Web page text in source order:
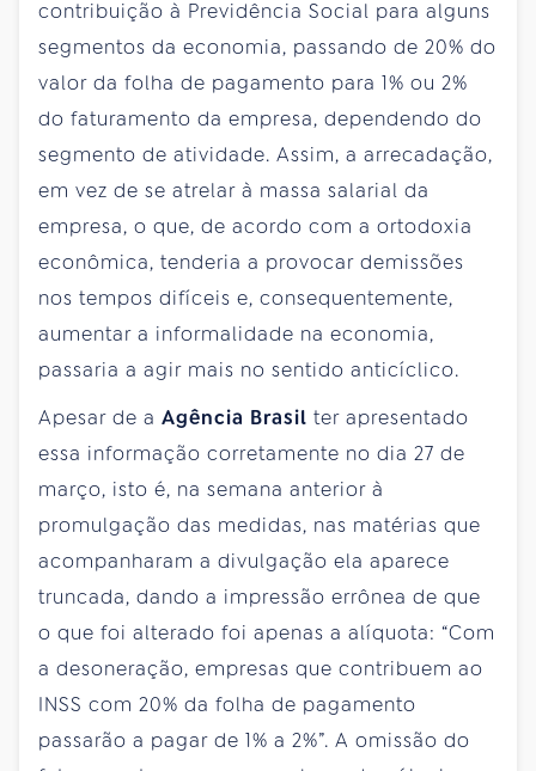
contribuição à Previdência Social para alguns
segmentos da economia, passando de 20% do
valor da folha de pagamento para 1% ou 2%
do faturamento da empresa, dependendo do
segmento de atividade. Assim, a arrecadação,
em vez de se atrelar à massa salarial da
empresa, o que, de acordo com a ortodoxia
econômica, tenderia a provocar demissões
nos tempos difíceis e, consequentemente,
aumentar a informalidade na economia,
passaria a agir mais no sentido anticíclico.
Apesar de a Agência Brasil ter apresentado
essa informação corretamente no dia 27 de
março, isto é, na semana anterior à
promulgação das medidas, nas matérias que
acompanharam a divulgação ela aparece
truncada, dando a impressão errônea de que
o que foi alterado foi apenas a alíquota: “Com
a desoneração, empresas que contribuem ao
INSS com 20% da folha de pagamento
passarão a pagar de 1% a 2%”. A omissão do